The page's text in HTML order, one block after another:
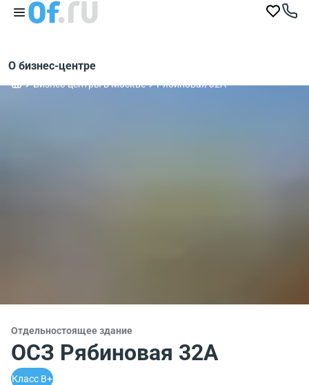
О бизнес-центре
Бизнес-центры в Москве Рябиновая 32А
Отдельностоящее здание
ОСЗ Рябиновая 32А
Класс B+